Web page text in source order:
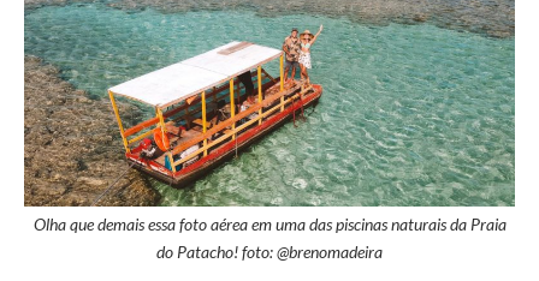
Olha que demais essa foto aérea em uma das piscinas naturais da Praia
do Patacho! foto: @brenomadeira